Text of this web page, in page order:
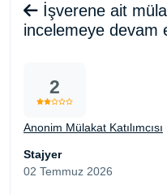
İşverene ait
incelemeye devam
2
Anonim Mülakat Katılımcısı
Stajyer
02 Temmuz 2026